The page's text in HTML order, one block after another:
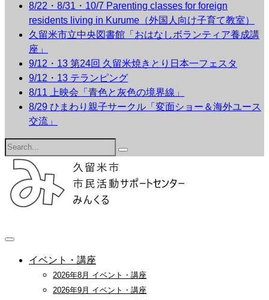
8/22・8/31・10/7 Parenting classes for foreign
residents living in Kurume（外国人向け子育て教室）
久留米市立中央図書館「おはなしボランティア養成講
座」
9/12・13 第24回 久留米焼きとり日本一フェスタ
9/12・13 テランピング
8/11 上映会「青色と灰色の境界線」
8/29 ひまわり親子サークル「変面ショー＆海外ユース
交流」
Search
for:
イベント・講座
2026年8月 イベント・講座
2026年9月 イベント・講座